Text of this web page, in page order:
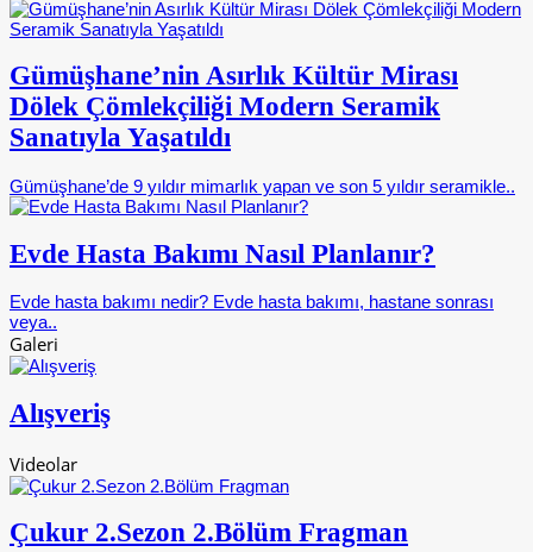
Gümüşhane’nin Asırlık Kültür Mirası
Dölek Çömlekçiliği Modern Seramik
Sanatıyla Yaşatıldı
Gümüşhane’de 9 yıldır mimarlık yapan ve son 5 yıldır seramikle..
Evde Hasta Bakımı Nasıl Planlanır?
Evde hasta bakımı nedir? Evde hasta bakımı, hastane sonrası
veya..
Galeri
Alışveriş
Videolar
Çukur 2.Sezon 2.Bölüm Fragman